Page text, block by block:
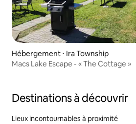
Hébergement ⋅ Ira Township
Macs Lake Escape - « The Cottage »
Destinations à découvrir
Lieux incontournables à proximité